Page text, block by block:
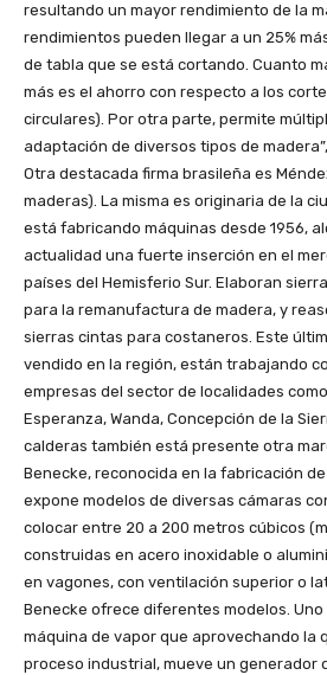
resultando un mayor rendimiento de la
rendimientos pueden llegar a un 25%
de tabla que se está cortando. Cuanto
más es el ahorro con respecto a los
circulares). Por otra parte, permite
adaptación de diversos tipos de
Otra destacada firma brasileña es
maderas). La misma es originaria de la
está fabricando máquinas desde 1956,
actualidad una fuerte inserción en el
países del Hemisferio Sur. Elaboran
para la remanufactura de madera, y
sierras cintas para costaneros. Este
vendido en la región, están trabajando
empresas del sector de localidades
Esperanza, Wanda, Concepción de la
calderas también está presente otra
Benecke, reconocida en la fabricación
expone modelos de diversas cámaras
colocar entre 20 a 200 metros cúbicos
construidas en acero inoxidable o
en vagones, con ventilación superior o
Benecke ofrece diferentes modelos. Uno
máquina de vapor que aprovechando la
proceso industrial, mueve un generador